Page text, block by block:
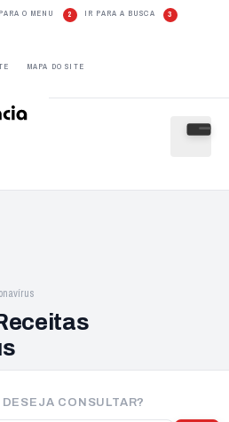
O MENU 2 IR PARA A BUSCA 3
MAPA DO SITE
CONSULTAR?